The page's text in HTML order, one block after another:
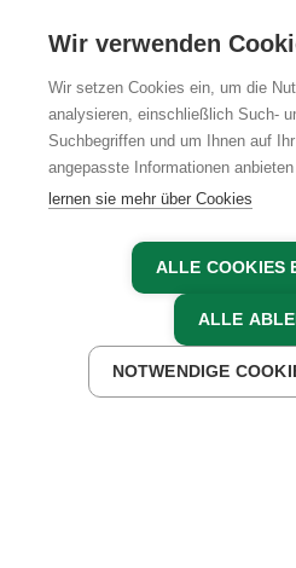
JETZT ANFRAGEN
KARRIERE
AGBIMPRESSUM
Wir verwenden
Wir setzen Cookies ein, um die
analysieren, einschließlich Such-
Suchbegriffen und um Ihnen auf
angepasste Informationen
lernen sie mehr über Cookies
ALLE COOKIES
ALLE
NOTWENDIGE